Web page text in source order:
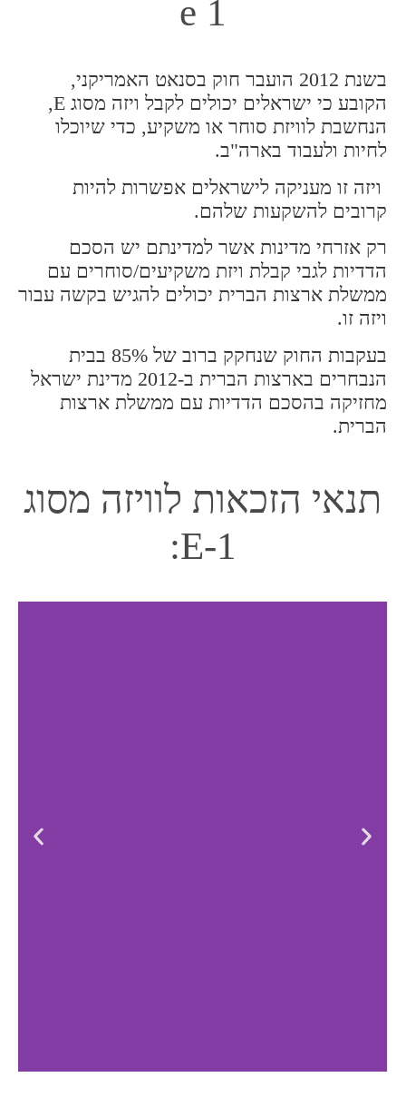
e 1
בשנת 2012 הועבר חוק בסנאט האמריקני,
הקובע כי ישראלים יכולים לקבל ויזה מסוג E,
הנחשבת לוויזת סוחר או משקיע, כדי שיוכלו
לחיות ולעבוד בארה"ב.
ויזה זו מעניקה לישראלים אפשרות להיות
קרובים להשקעות שלהם.
רק אזרחי מדינות אשר למדינתם יש הסכם
הדדיות לגבי קבלת ויזת משקיעים/סוחרים עם
ממשלת ארצות הברית יכולים להגיש בקשה עבור
ויזה זו.
בעקבות החוק שנחקק ברוב של 85% בבית
הנבחרים בארצות הברית ב-2012 מדינת ישראל
מחזיקה בהסכם הדדיות עם ממשלת ארצות
הברית.
תנאי הזכאות לוויזה מסוג
E-1: